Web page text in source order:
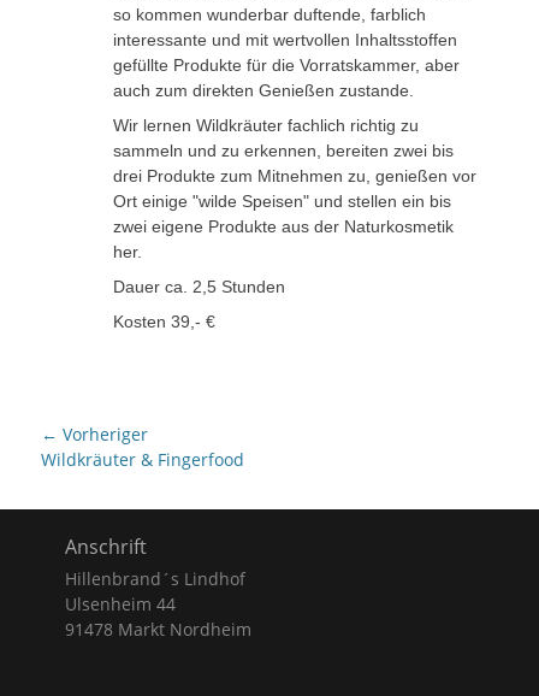
so kommen wunderbar duftende, farblich
interessante und mit wertvollen Inhaltsstoffen
gefüllte Produkte für die Vorratskammer, aber
auch zum direkten Genießen zustande.
Wir lernen Wildkräuter fachlich richtig zu
sammeln und zu erkennen, bereiten zwei bis
drei Produkte zum Mitnehmen zu, genießen vor
Ort einige "wilde Speisen" und stellen ein bis
zwei eigene Produkte aus der Naturkosmetik
her.
Dauer ca. 2,5 Stunden
Kosten 39,- €
Beitragsnavigation
← Vorheriger
Vorheriger
Wildkräuter & Fingerfood
Anschrift
Hillenbrand´s Lindhof
Ulsenheim 44
91478 Markt Nordheim